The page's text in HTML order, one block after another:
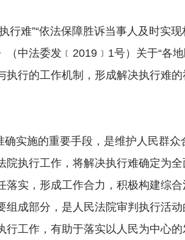
难”“依法保障胜诉当事人及时实现
中法委发﹝2019﹞1号）关于“各
行的工作机制，形成解决执行难
施的重要手段，是维护人民群众
执行工作，将解决执行难确定为
实，形成工作合力，积极构建综合
部分，是人民法院审判执行活动
工作，有助于落实以人民为中心